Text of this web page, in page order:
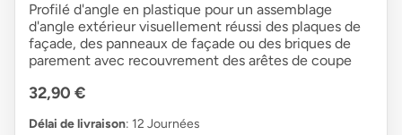
Profilé d'angle en plastique pour un assemblage
d'angle extérieur visuellement réussi des plaques de
façade, des panneaux de façade ou des briques de
parement avec recouvrement des arêtes de coupe
32,90 €
Délai de livraison: 12 Journées